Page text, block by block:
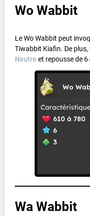
Wo Wabbit
Le Wo Wabbit peut
Tiwabbit Kiafin. De
Neutre et repousse de 6
Wa Wabbit